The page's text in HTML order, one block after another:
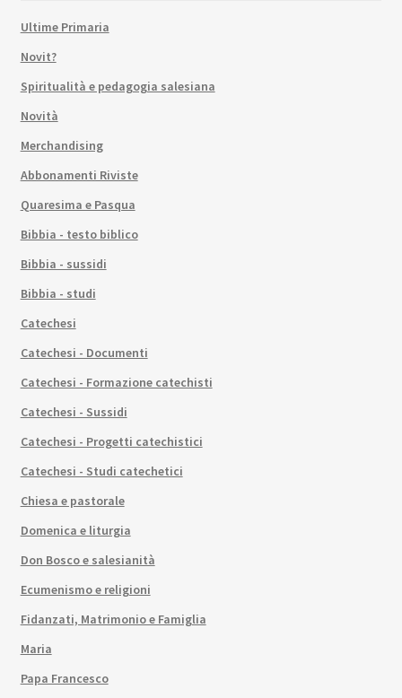
Ultime Primaria
Novit?
Spiritualità e pedagogia salesiana
Novità
Merchandising
Abbonamenti Riviste
Quaresima e Pasqua
Bibbia - testo biblico
Bibbia - sussidi
Bibbia - studi
Catechesi
Catechesi - Documenti
Catechesi - Formazione catechisti
Catechesi - Sussidi
Catechesi - Progetti catechistici
Catechesi - Studi catechetici
Chiesa e pastorale
Domenica e liturgia
Don Bosco e salesianità
Ecumenismo e religioni
Fidanzati, Matrimonio e Famiglia
Maria
Papa Francesco